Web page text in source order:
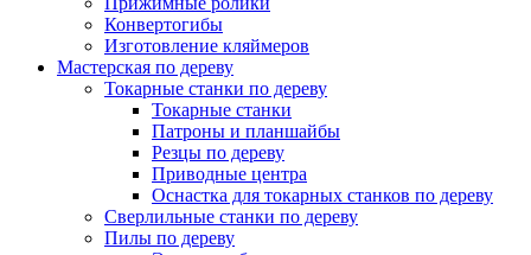
Конвертогибы
Изготовление кляймеров
Мастерская по дереву
Токарные станки по дереву
Токарные станки
Патроны и планшайбы
Резцы по дереву
Приводные центра
Оснастка для токарных станков по дереву
Сверлильные станки по дереву
Пилы по дереву